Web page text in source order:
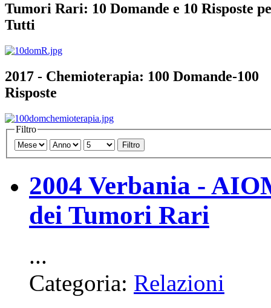
Tumori Rari: 10 Domande e 10 Risposte
Tutti
2017 - Chemioterapia: 100 Domande-100
Risposte
Filtro
Filtro
2004 Verbania -
dei Tumori Rari
...
Categoria: Relazioni